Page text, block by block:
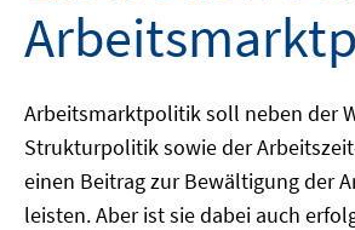
Arbeitsmarktpolitik soll neben der
Strukturpolitik sowie der
einen Beitrag zur Bewältigung der
leisten. Aber ist sie dabei auch